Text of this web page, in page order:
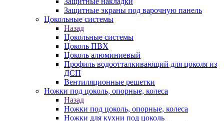
Защитные экраны под варочную панель
Цокольные системы
Назад
Цокольные системы
Цоколь ПВХ
Цоколь алюминиевый
Профиль водоотталкивающий для цоколя из
ДСП
Вентиляционные решетки
Ножки под цоколь, опорные, колеса
Назад
Ножки под цоколь, опорные, колеса
Ножки для кухни под цоколь